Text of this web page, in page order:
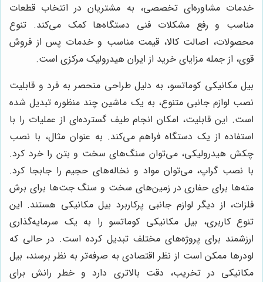
خدمات مشاوره‌ای تخصصی، به مشتریان در انتخاب قطعات
مناسب و رفع مشکلات فنی دستگاه‌ها کمک می‌کند. تنوع
محصولات، اصالت کالا، قیمت مناسب و خدمات پس از فروش
قوی، از جمله مزایای خرید از ایران هیدرولیک مرکزی است.
بیل مکانیکی کوماتسو، به دلیل طراحی منحصر به فرد و قابلیت
نصب لوازم جانبی متنوع، به یک ماشین چند منظوره تبدیل شده
است. این قابلیت، امکان انجام طیف گسترده‌ای از عملیات را با
استفاده از یک دستگاه فراهم می‌کند. به عنوان مثال، با نصب
چکش هیدرولیکی، می‌توان سنگ‌های سخت و بتن را خرد کرد.
با نصب گراپ، می‌توان مواد و نخاله‌های حجیم را جابجا کرد.
مته‌ها برای حفاری در زمین‌های سخت و سنگ جت‌ها برای برش
فلزات، از دیگر لوازم جانبی پرکاربرد بیل مکانیکی هستند. این
تنوع کاربری، بیل مکانیکی کوماتسو را به یک سرمایه‌گذاری
ارزشمند برای پروژه‌های مختلف تبدیل کرده است. در حالی که
لودرها ممکن است از نظر اقتصادی به صرفه‌تر به نظر برسند، بیل
مکانیکی در تخریب، دقت بالاتری دارد و خطر رانش برای